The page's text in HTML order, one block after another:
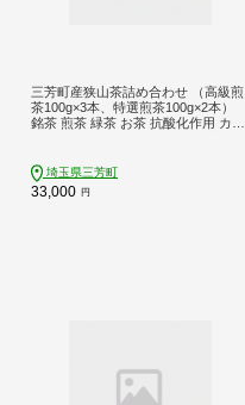
三芳町産狭山茶詰め合わせ （高級煎
茶100g×3本、特選煎茶100g×2本）
銘茶 煎茶 緑茶 お茶 抗酸化作用 カテ
埼玉県三芳町
33,000 円